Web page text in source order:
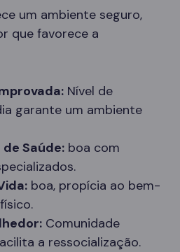
um ambiente seguro,
que favorece a
Nível de
garante um ambiente
Saúde: boa com
boa, propícia ao bem-
Comunidade
a ressocialização.